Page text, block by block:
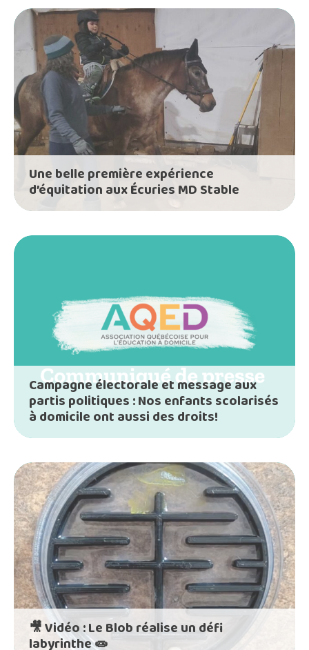
Une belle première expérience
d’équitation aux Écuries MD Stable
Campagne électorale et message aux
partis politiques : Nos enfants scolarisés
à domicile ont aussi des droits!
🎥 Vidéo : Le Blob réalise un défi
labyrinthe 🧫